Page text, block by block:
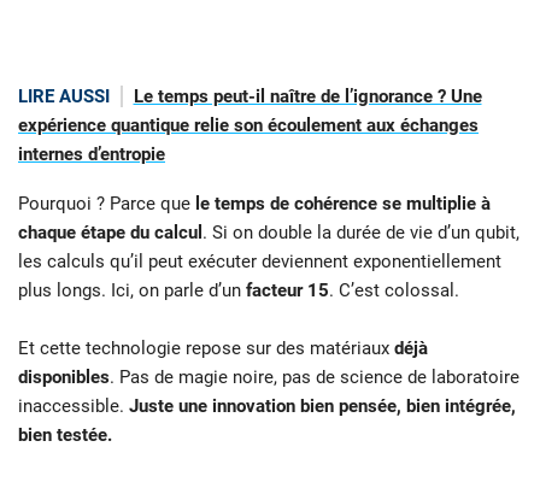
LIRE AUSSI
Le temps peut-il naître de l’ignorance ? Une
expérience quantique relie son écoulement aux échanges
internes d’entropie
Pourquoi ? Parce que le temps de cohérence se multiplie à
chaque étape du calcul . Si on double la durée de vie d’un qubit,
les calculs qu’il peut exécuter deviennent exponentiellement
plus longs. Ici, on parle d’un facteur 15. C’est colossal.
Et cette technologie repose sur des matériaux déjà
disponibles. Pas de magie noire, pas de science de laboratoire
inaccessible. Juste une innovation bien pensée, bien intégrée,
bien testée.